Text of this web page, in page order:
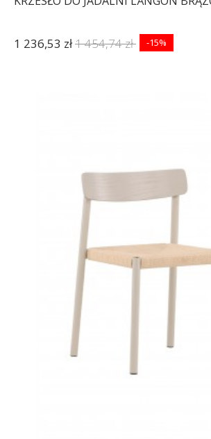
1 236,53 zł1 454,74 zł -15%